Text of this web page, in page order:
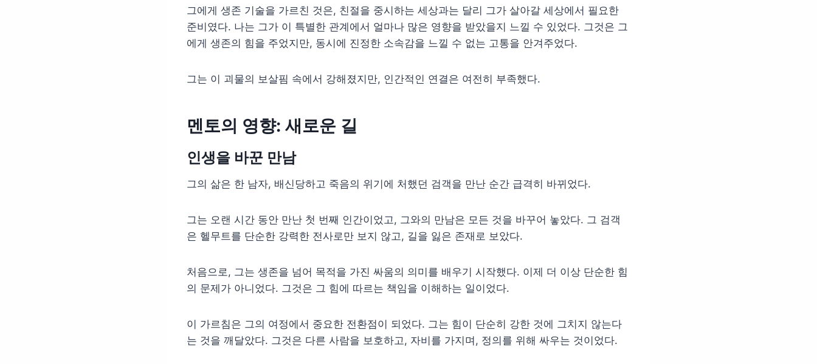
그에게 생존 기술을 가르친 것은, 친절을 중시하는 세상과는 달리 그가 살아갈 세상에서 필요한
준비였다. 나는 그가 이 특별한 관계에서 얼마나 많은 영향을 받았을지 느낄 수 있었다. 그것은 그
에게 생존의 힘을 주었지만, 동시에 진정한 소속감을 느낄 수 없는 고통을 안겨주었다.
그는 이 괴물의 보살핌 속에서 강해졌지만, 인간적인 연결은 여전히 부족했다.
멘토의 영향: 새로운 길
인생을 바꾼 만남
그의 삶은 한 남자, 배신당하고 죽음의 위기에 처했던 검객을 만난 순간 급격히 바뀌었다.
그는 오랜 시간 동안 만난 첫 번째 인간이었고, 그와의 만남은 모든 것을 바꾸어 놓았다. 그 검객
은 헬무트를 단순한 강력한 전사로만 보지 않고, 길을 잃은 존재로 보았다.
처음으로, 그는 생존을 넘어 목적을 가진 싸움의 의미를 배우기 시작했다. 이제 더 이상 단순한 힘
의 문제가 아니었다. 그것은 그 힘에 따르는 책임을 이해하는 일이었다.
이 가르침은 그의 여정에서 중요한 전환점이 되었다. 그는 힘이 단순히 강한 것에 그치지 않는다
는 것을 깨달았다. 그것은 다른 사람을 보호하고, 자비를 가지며, 정의를 위해 싸우는 것이었다.